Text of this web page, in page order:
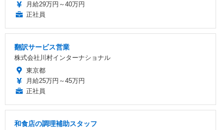
月給29万円～40万円
正社員
翻訳サービス営業
株式会社川村インターナショナル
東京都
月給25万円～45万円
正社員
和食店の調理補助スタッフ